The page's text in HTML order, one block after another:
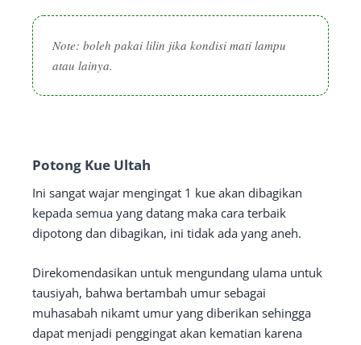
Note: boleh pakai lilin jika kondisi mati lampu
atau lainya.
Potong Kue Ultah
Ini sangat wajar mengingat 1 kue akan dibagikan
kepada semua yang datang maka cara terbaik
dipotong dan dibagikan, ini tidak ada yang aneh.
Direkomendasikan untuk mengundang ulama untuk
tausiyah, bahwa bertambah umur sebagai
muhasabah nikamt umur yang diberikan sehingga
dapat menjadi penggingat akan kematian karena